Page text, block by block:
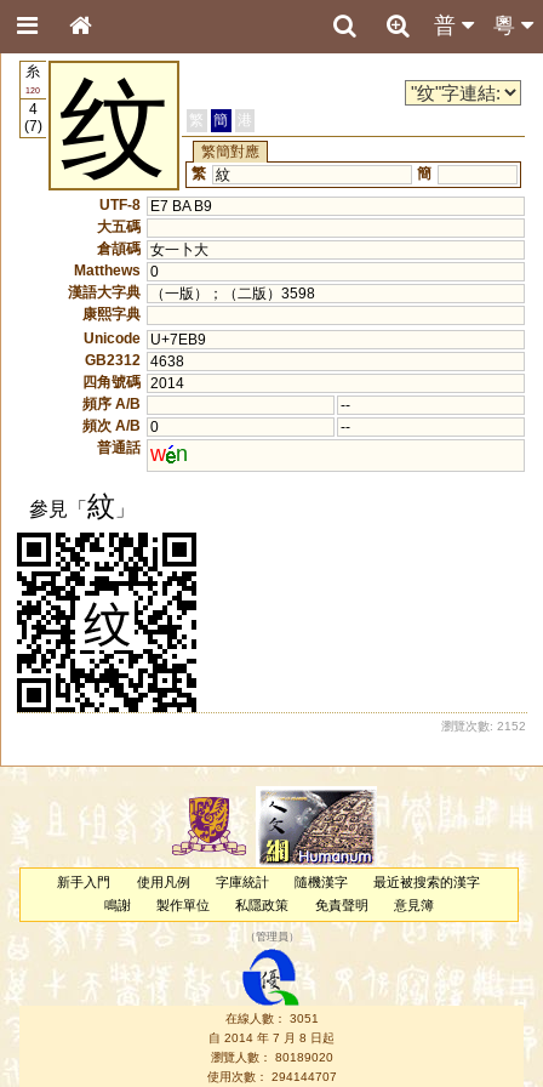
粵
普
糸
120
4
(7)
纹 繁 簡
港
繁簡對應
繁 紋
簡
UTF-8
E7 BA B9
大五碼
倉頡碼 女一卜大
Matthews
0
漢語大字典
（一版）；（二版）3598
康熙字典
Unicode
U+7EB9
GB2312
4638
四角號碼 2014
頻序 A/B
--
頻次 A/B
0
--
普通話 w n
參見「紋 」
瀏覽次數: 2152
新手入門 使用凡例 字庫統計 隨機漢字
最近被搜索的漢字
鳴謝
製作單位 私隱政策 免責聲明 意見簿
（管理員 ）
在線人數： 3051
自 2014 年 7 月 8 日起
瀏覽人數： 80189020
使用次數： 294144707